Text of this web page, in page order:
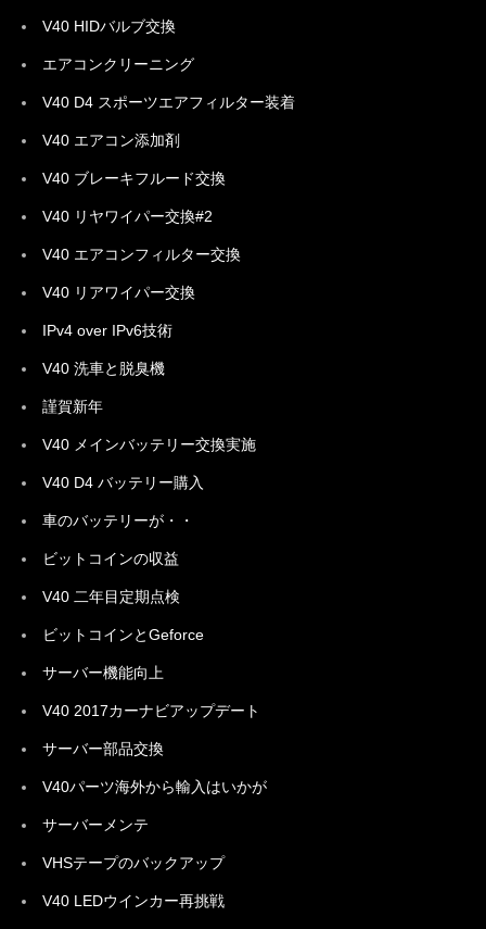
V40 HIDバルブ交換
エアコンクリーニング
V40 D4 スポーツエアフィルター装着
V40 エアコン添加剤
V40 ブレーキフルード交換
V40 リヤワイパー交換#2
V40 エアコンフィルター交換
V40 リアワイパー交換
IPv4 over IPv6技術
V40 洗車と脱臭機
謹賀新年
V40 メインバッテリー交換実施
V40 D4 バッテリー購入
車のバッテリーが・・
ビットコインの収益
V40 二年目定期点検
ビットコインとGeforce
サーバー機能向上
V40 2017カーナビアップデート
サーバー部品交換
V40パーツ海外から輸入はいかが
サーバーメンテ
VHSテープのバックアップ
V40 LEDウインカー再挑戦